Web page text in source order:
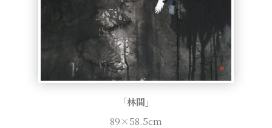
「林間」
89×58.5cm